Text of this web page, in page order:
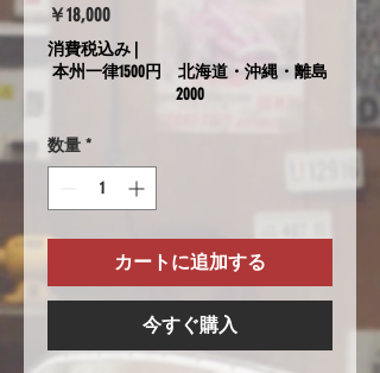
￥18,000価
格
消費税込み
本州一律1500円 北海道・沖縄・離島
2000
数量 *
カートに追加する
今すぐ購入